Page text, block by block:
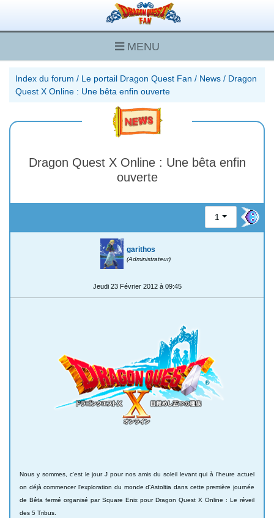
MENU
Index du forum / Le portail Dragon Quest Fan / News / Dragon
Quest X Online : Une bêta enfin ouverte
Dragon Quest X Online : Une bêta enfin
ouverte
1
garithos
(Administrateur)
Jeudi 23 Février 2012 à 09:45
Nous y sommes, c'est le jour J pour nos amis du soleil levant qui à l'heure actuel
on déjà commencer l'exploration du monde d'Astoltia dans cette première journée
de Bêta fermé organisé par Square Enix pour Dragon Quest X Online : Le réveil
des 5 Tribus.